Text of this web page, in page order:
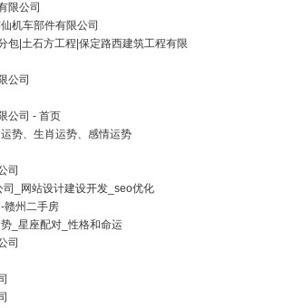
限公司
机车部件有限公司
包|土石方工程|保定路西建筑工程有限
公司
公司 - 首页
势、生肖运势、感情运势
司
_网站设计建设开发_seo优化
赣州二手房
_星座配对_性格和命运
司